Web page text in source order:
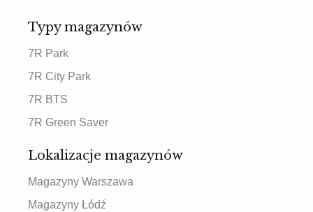
Typy magazynów
7R Park
7R City Park
7R BTS
7R Green Saver
Lokalizacje magazynów
Magazyny Warszawa
Magazyny Łódź